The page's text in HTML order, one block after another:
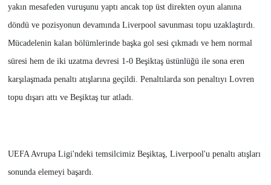
yakın mesafeden vuruşunu yaptı ancak top üst direkten oyun alanına
döndü ve pozisyonun devamında Liverpool savunması topu uzaklaştırdı.
Mücadelenin kalan bölümlerinde başka gol sesi çıkmadı ve hem normal
süresi hem de iki uzatma devresi 1-0 Beşiktaş üstünlüğü ile sona eren
karşılaşmada penaltı atışlarına geçildi. Penaltılarda son penaltıyı Lovren
topu dışarı attı ve Beşiktaş tur atladı.
UEFA Avrupa Ligi'ndeki temsilcimiz Beşiktaş, Liverpool'u penaltı atışları
sonunda elemeyi başardı.